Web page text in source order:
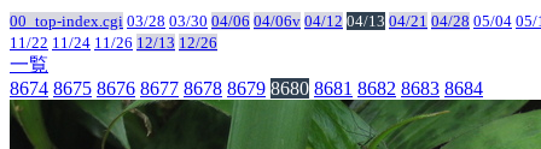
00_top-index.cgi 03/28 03/30 04/06 04/06v 04/12 04/13 04/21 04/28 05/04 05/
11/22 11/24 11/26 12/13 12/26
一覧
8674 8675 8676 8677 8678 8679 8680 8681 8682 8683 8684